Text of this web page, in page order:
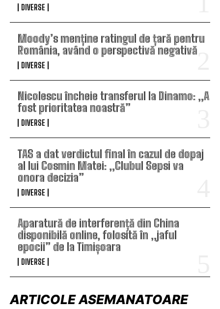
DIVERSE
Moody’s menține ratingul de țară pentru
România, având o perspectivă negativă
DIVERSE
Nicolescu încheie transferul la Dinamo: „A
fost prioritatea noastră”
DIVERSE
TAS a dat verdictul final în cazul de dopaj
al lui Cosmin Matei: „Clubul Sepsi va
onora decizia”
DIVERSE
Aparatură de interferență din China
disponibilă online, folosită în „jaful
epocii” de la Timișoara
DIVERSE
ARTICOLE ASEMANATOARE